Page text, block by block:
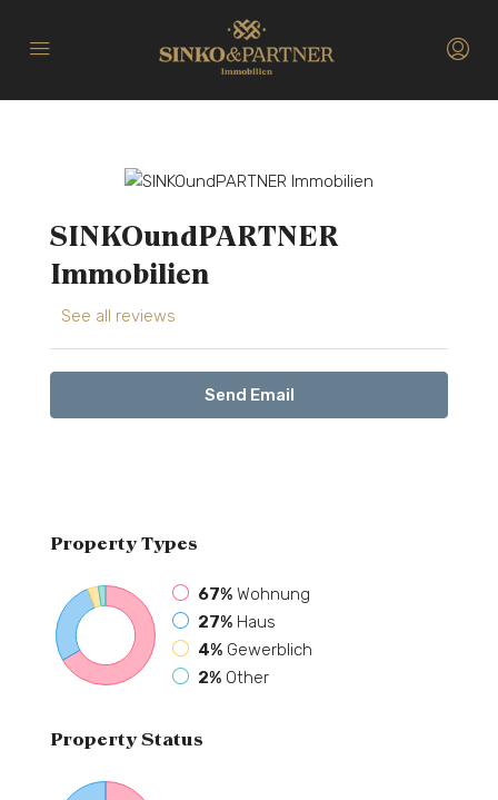
SINKOundPARTNER
Immobilien
See all reviews
Send Email
PropertyTypes
67% Wohnung
27% Haus
4% Gewerblich
2% Other
PropertyStatus